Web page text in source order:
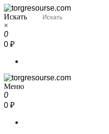
Перейти
к
содержимому
Torgresourse
Промышленный маркетплейс
Искать
×
0
0 ₽
Torgresourse
Промышленный маркетплейс
Меню
0
0 ₽